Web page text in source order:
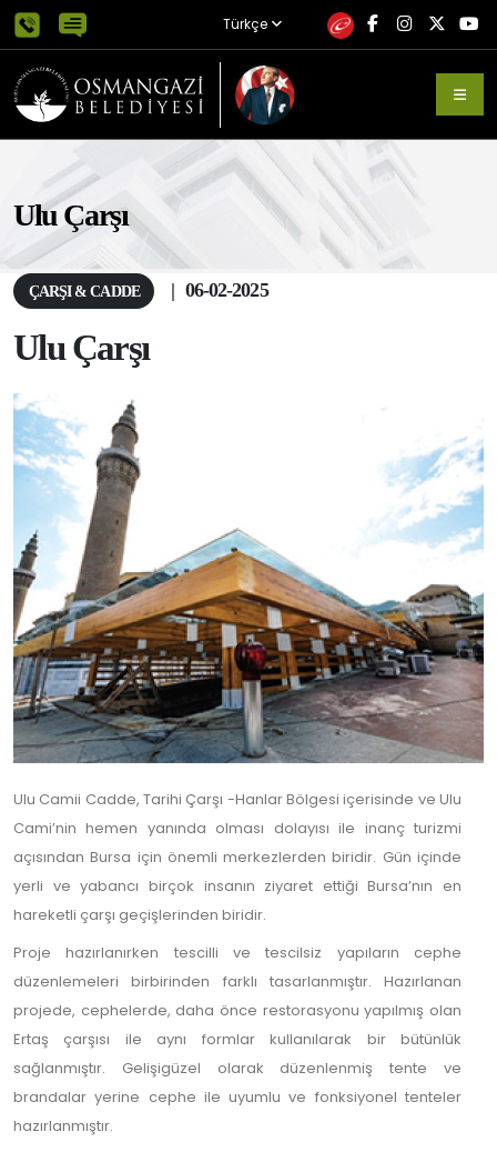
Türkçe
Ulu Çarşı
ÇARŞI & CADDE | 06-02-2025
Ulu Çarşı
Ulu Camii Cadde, Tarihi Çarşı -Hanlar Bölgesi içerisinde ve Ulu
Cami’nin hemen yanında olması dolayısı ile inanç turizmi
açısından Bursa için önemli merkezlerden biridir. Gün içinde
yerli ve yabancı birçok insanın ziyaret ettiği Bursa’nın en
hareketli çarşı geçişlerinden biridir.
Proje hazırlanırken tescilli ve tescilsiz yapıların cephe
düzenlemeleri birbirinden farklı tasarlanmıştır. Hazırlanan
projede, cephelerde, daha önce restorasyonu yapılmış olan
Ertaş çarşısı ile aynı formlar kullanılarak bir bütünlük
sağlanmıştır. Gelişigüzel olarak düzenlenmiş tente ve
brandalar yerine cephe ile uyumlu ve fonksiyonel tenteler
hazırlanmıştır.